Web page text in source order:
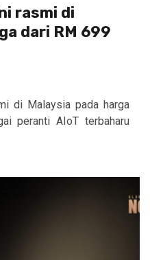
rasmi di
dari RM 699
di Malaysia pada harga
peranti AIoT terbaharu